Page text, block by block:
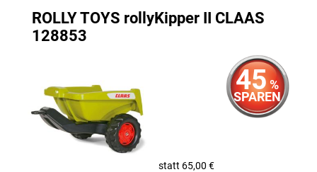
ROLLY TOYS rollyKipper II CLAAS
128853
45 %
SPAREN
statt 65,00 €